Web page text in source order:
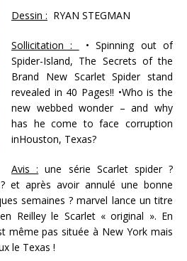
Dessin : RYAN STEGMAN
Sollicitation :
• Spinning out of
Spider-Island, The Secrets of the
Brand New Scarlet Spider stand
revealed in 40 Pages!! •Who is the
new webbed wonder – and why
has he come to face corruption
inHouston, Texas?
Avis : une série Scarlet spider ?
et après avoir annulé une bonne
semaines ? marvel lance un titre
Reilley le Scarlet « original ». En
même pas située à New York mais
le Texas !